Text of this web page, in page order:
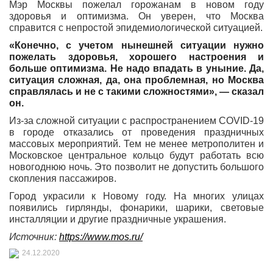
Мэр Москвы пожелал горожанам в новом году
здоровья и оптимизма. Он уверен, что Москва
справится с непростой эпидемиологической ситуацией.
«Конечно, с учетом нынешней ситуации нужно
пожелать здоровья, хорошего настроения и
больше оптимизма. Не надо впадать в уныние. Да,
ситуация сложная, да, она проблемная, но Москва
справлялась и не с такими сложностями», — сказал
он.
Из-за сложной ситуации с распространением COVID-19
в городе отказались от проведения праздничных
массовых мероприятий. Тем не менее метрополитен и
Московское центральное кольцо будут работать всю
новогоднюю ночь. Это позволит не допустить большого
скопления пассажиров.
Город украсили к Новому году. На многих улицах
появились гирлянды, фонарики, шарики, световые
инсталляции и другие праздничные украшения.
Источник: https://www.mos.ru/
24.12.2020